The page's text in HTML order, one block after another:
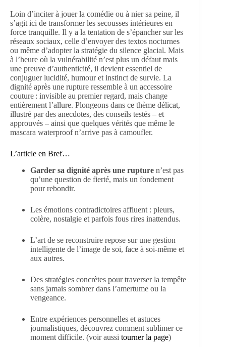
Loin d’inciter à jouer la comédie ou à nier sa peine, il
s’agit ici de transformer les secousses intérieures en
force tranquille. Il y a la tentation de s’épancher sur les
réseaux sociaux, celle d’envoyer des textos nocturnes
ou même d’adopter la stratégie du silence glacial. Mais
à l’heure où la vulnérabilité n’est plus un défaut mais
une preuve d’authenticité, il devient essentiel de
conjuguer lucidité, humour et instinct de survie. La
dignité après une rupture ressemble à un accessoire
couture : invisible au premier regard, mais change
entièrement l’allure. Plongeons dans ce thème délicat,
illustré par des anecdotes, des conseils testés – et
approuvés – ainsi que quelques vérités que même le
mascara waterproof n’arrive pas à camoufler.
L’article en Bref…
Garder sa dignité après une rupture n’est pas
qu’une question de fierté, mais un fondement
pour rebondir.
Les émotions contradictoires affluent : pleurs,
colère, nostalgie et parfois fous rires inattendus.
L’art de se reconstruire repose sur une gestion
intelligente de l’image de soi, face à soi-même et
aux autres.
Des stratégies concrètes pour traverser la tempête
sans jamais sombrer dans l’amertume ou la
vengeance.
Entre expériences personnelles et astuces
journalistiques, découvrez comment sublimer ce
moment difficile. (voir aussi tourner la page)